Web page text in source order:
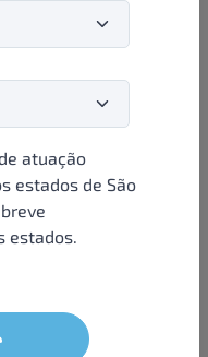
atuação
estados de São
estados.